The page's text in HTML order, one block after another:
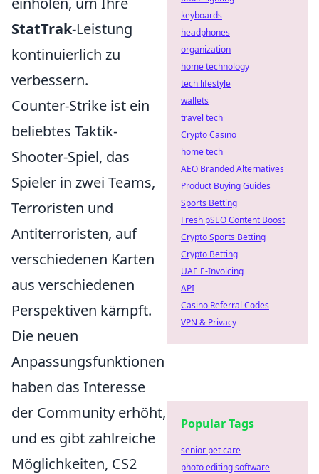
StatTrak-Leistung
kontinuierlich zu
verbessern.
Counter-Strike ist ein
beliebtes Taktik-
Shooter-Spiel, das
Spieler in zwei Teams,
Terroristen und
Antiterroristen, auf
verschiedenen Karten
aus verschiedenen
Perspektiven kämpft.
Die neuen
Anpassungsfunktionen
haben das Interesse
der Community erhöht,
und es gibt zahlreiche
Möglichkeiten, CS2
keyboards
headphones
organization
home technology
tech lifestyle
wallets
travel tech
Crypto Casino
home tech
AEO Branded Alternatives
Product Buying Guides
Sports Betting
Fresh pSEO Content Boost
Crypto Sports Betting
Crypto Betting
UAE E-Invoicing
API
Casino Referral Codes
VPN & Privacy
Popular Tags
senior pet care
photo editing software